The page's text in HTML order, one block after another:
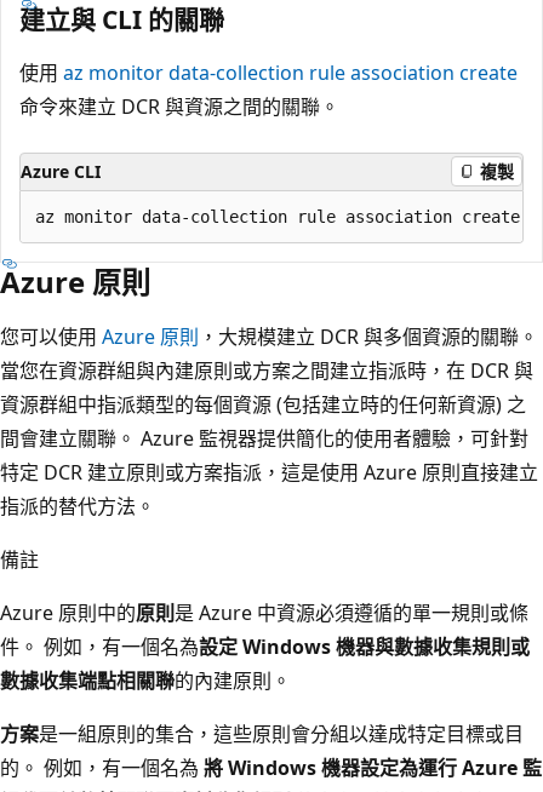
建立與 CLI 的關聯
使用 az monitor data-collection rule association create
命令來建立 DCR 與資源之間的關聯。
Azure CLI 複製
Azure 原則
您可以使用 Azure 原則 ，大規模建立 DCR 與多個資源的關聯。
當您在資源群組與內建原則或方案之間建立指派時，在 DCR 與
資源群組中指派類型的每個資源 (包括建立時的任何新資源) 之
間會建立關聯。 Azure 監視器提供簡化的使用者體驗，可針對
特定 DCR 建立原則或方案指派，這是使用 Azure 原則直接建立
指派的替代方法。
備註
Azure 原則中的原則是 Azure 中資源必須遵循的單一規則或條
件。 例如，有一個名為設定 Windows 機器與數據收集規則或
數據收集端點相關聯的內建原則。
方案是一組原則的集合，這些原則會分組以達成特定目標或目
的。 例如，有一個名為 將 Windows 機器設定為運行 Azure 監